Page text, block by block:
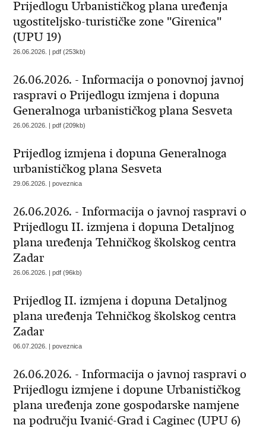
Prijedlogu Urbanističkog plana uređenja
ugostiteljsko-turističke zone ''Girenica''
(UPU 19)
26.06.2026. | pdf (253kb)
26.06.2026. - Informacija o ponovnoj javnoj
raspravi o Prijedlogu izmjena i dopuna
Generalnoga urbanističkog plana Sesveta
26.06.2026. | pdf (209kb)
Prijedlog izmjena i dopuna Generalnoga
urbanističkog plana Sesveta
29.06.2026. | poveznica
26.06.2026. - Informacija o javnoj raspravi o
Prijedlogu II. izmjena i dopuna Detaljnog
plana uređenja Tehničkog školskog centra
Zadar
26.06.2026. | pdf (96kb)
Prijedlog II. izmjena i dopuna Detaljnog
plana uređenja Tehničkog školskog centra
Zadar
06.07.2026. | poveznica
26.06.2026. - Informacija o javnoj raspravi o
Prijedlogu izmjene i dopune Urbanističkog
plana uređenja zone gospodarske namjene
na području Ivanić-Grad i Caginec (UPU 6)